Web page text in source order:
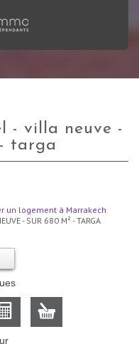
targa
un logement à Marrakech
- SUR 680 M² - TARGA